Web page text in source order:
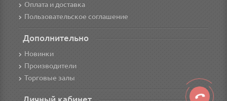
Оплата и доставка
Пользовательское соглашение
Дополнительно
Новинки
Производители
Торговые залы